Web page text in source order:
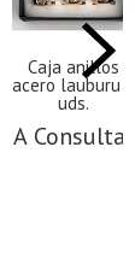
Caja anillos
acero lauburu 8
uds.
A Consultar